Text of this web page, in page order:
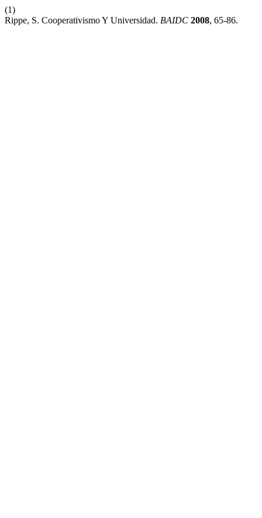
(1)
Rippe, S. Cooperativismo Y Universidad. BAIDC 2008, 65-86.